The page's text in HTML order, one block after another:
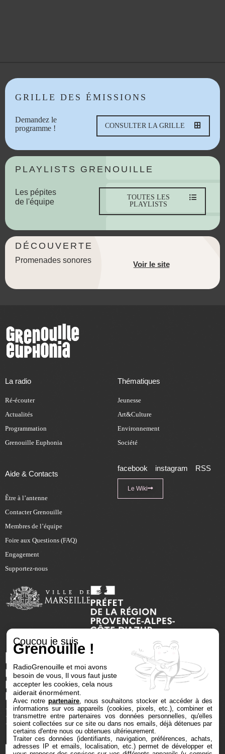
GRILLE DES ÉMISSIONS
Demandez le
programme !
CONSULTER LA GRILLE
PLAYLISTS GRENOUILLE
Les pépites
de l'équipe
TOUTES LES
PLAYLISTS
DÉCOUVERTE
Promenades sonores Voir le site
La radio
Ré-écouter
Actualités
Programmation
Grenouille Euphonia
Thématiques
Jeunesse
Art&Culture
Environnement
Société
Aide & Contacts
Être à l’antenne
Contacter Grenouille
Membres de l’équipe
Foire aux Questions (FAQ)
Engagement
Supportez-nous
facebook instagram RSS
Le Wiki
Coucou je suis
Grenouille !
RadioGrenouille et moi avons
besoin de vous, Il vous faut juste
accepter les cookies, cela nous
aiderait énormément.
Avec notrepartenaire , nous souhaitons stocker et accéder à des
informations sur vos appareils (cookies, pixels, etc.), combiner et
transmettre entre partenaires vos données personnelles, qu'elles
soient collectées sur ce site ou dans nos emails, déjà détenues par
certains d'entre nous ou obtenues ultérieurement.
Traiter ces données (identifiants, navigation, préférences, achats,
adresses IP et emails, localisation, etc.) permet de développer et